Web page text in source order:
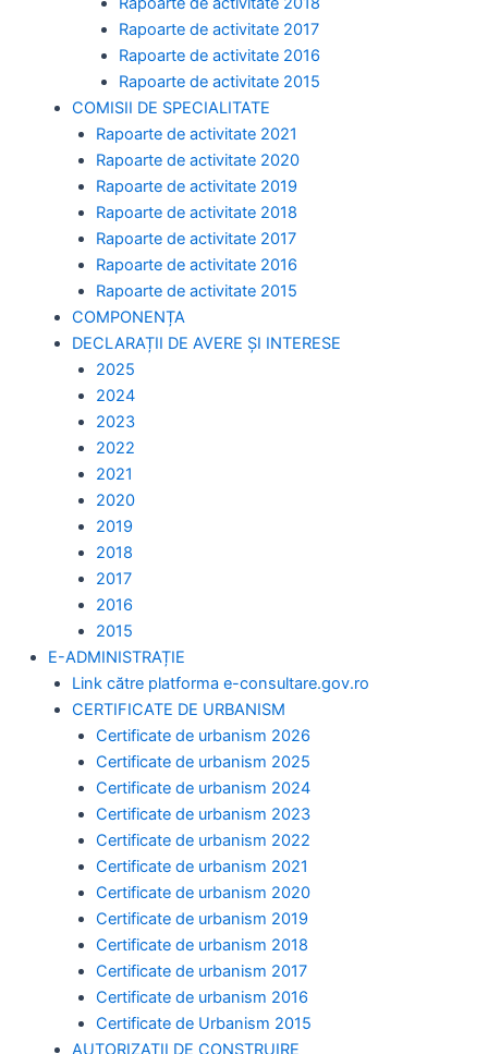
Rapoarte de activitate 2017
Rapoarte de activitate 2016
Rapoarte de activitate 2015
COMISII DE SPECIALITATE
Rapoarte de activitate 2021
Rapoarte de activitate 2020
Rapoarte de activitate 2019
Rapoarte de activitate 2018
Rapoarte de activitate 2017
Rapoarte de activitate 2016
Rapoarte de activitate 2015
COMPONENȚA
DECLARAȚII DE AVERE ȘI INTERESE
2025
2024
2023
2022
2021
2020
2019
2018
2017
2016
2015
E-ADMINISTRAȚIE
Link către platforma e-consultare.gov.ro
CERTIFICATE DE URBANISM
Certificate de urbanism 2026
Certificate de urbanism 2025
Certificate de urbanism 2024
Certificate de urbanism 2023
Certificate de urbanism 2022
Certificate de urbanism 2021
Certificate de urbanism 2020
Certificate de urbanism 2019
Certificate de urbanism 2018
Certificate de urbanism 2017
Certificate de urbanism 2016
Certificate de Urbanism 2015
AUTORIZAȚII DE CONSTRUIRE